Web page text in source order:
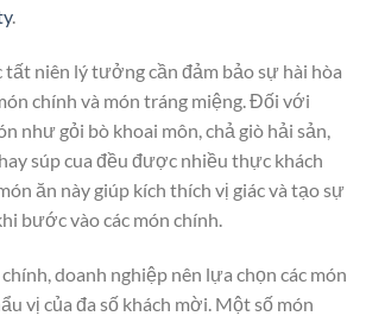
.
niên lý tưởng cần đảm bảo sự hài hòa
chính và món tráng miệng. Đối với
như gỏi bò khoai môn, chả giò hải sản,
súp cua đều được nhiều thực khách
ăn này giúp kích thích vị giác và tạo sự
bước vào các món chính.
doanh nghiệp nên lựa chọn các món
vị của đa số khách mời. Một số món